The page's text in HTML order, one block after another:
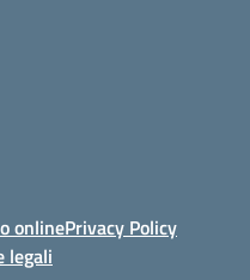
onlinePrivacy Policy
legali